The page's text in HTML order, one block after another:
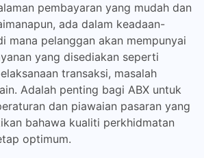
pembayaran yang mudah dan
ada dalam keadaan-
mana pelanggan akan mempunyai
yang disediakan seperti
transaksi, masalah
Adalah penting bagi ABX untuk
dan piawaian pasaran yang
bahawa kualiti perkhidmatan
optimum.